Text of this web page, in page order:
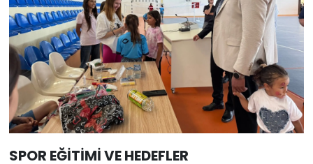
SPOR EĞİTİMİ VE HEDEFLER